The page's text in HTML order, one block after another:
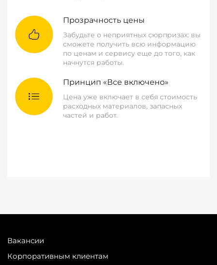
Прозрачность цены
Забудьте о неприятных сюрпризах: вы
сможете получить всю информацию
по ценам и сервису еще до того, как
начнутся работы.
Принцип «Все включено»
Цена уже включает в себя стоимость
расходных материалов, запасных
частей и работ.
Вакансии
Корпоративным клиентам